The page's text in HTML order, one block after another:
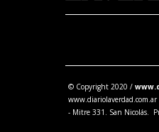
© Copyright 2020 /
www.diariolaverdad.com.ar
- Mitre 331. San Nicolás.